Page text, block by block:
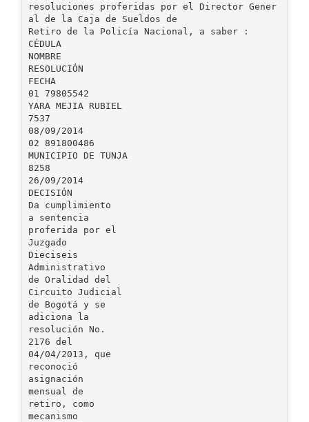
resoluciones proferidas por el Director Gener
al de la Caja de Sueldos de
Retiro de la Policía Nacional, a saber :
CÉDULA
NOMBRE
RESOLUCIÓN
FECHA
01 79805542
YARA MEJIA RUBIEL
7537
08/09/2014
02 891800486
MUNICIPIO DE TUNJA
8258
26/09/2014
DECISIÓN
Da cumplimiento
a sentencia
proferida por el
Juzgado
Dieciseis
Administrativo
de Oralidad del
Circuito Judicial
de Bogotá y se
adiciona la
resolución No.
2176 del
04/04/2013, que
reconoció
asignación
mensual de
retiro, como
mecanismo